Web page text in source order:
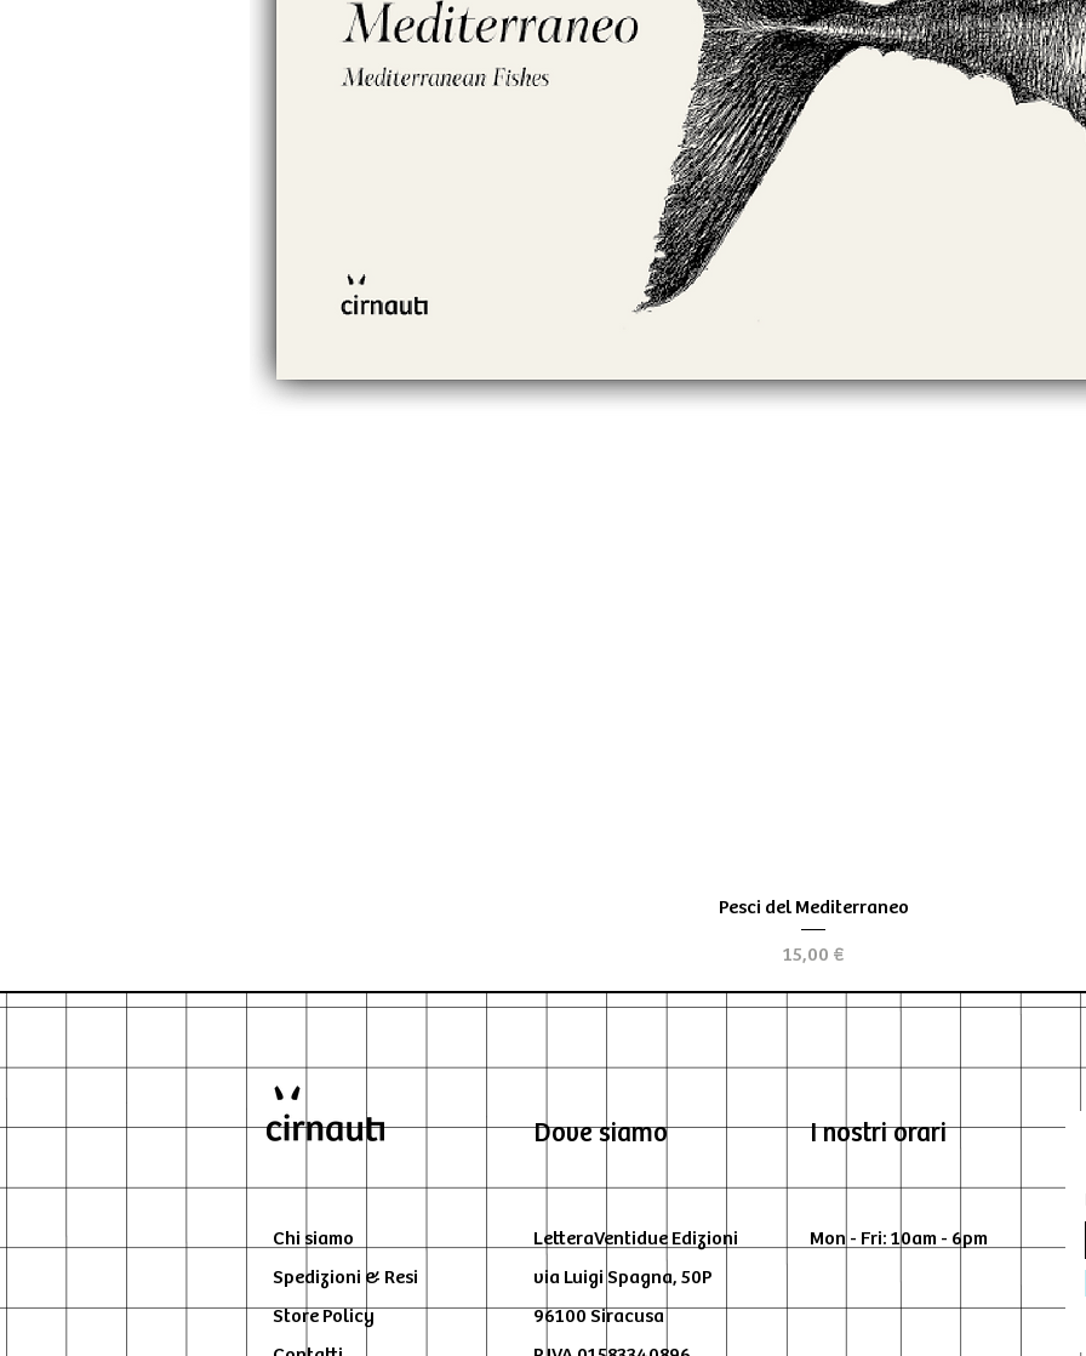
Aperçu rapide
Pesci del Mediterraneo
Prix
15,00 €
Chi siamo
Spedizioni & Resi
Store Policy
Dove siamo
LetteraVentidue Edizioni
via Luigi Spagna, 50P
96100 Siracusa
I nostri orari
Mon - Fri: 10am - 6pm